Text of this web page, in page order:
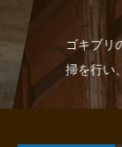
ゴキブリ
掃を行い